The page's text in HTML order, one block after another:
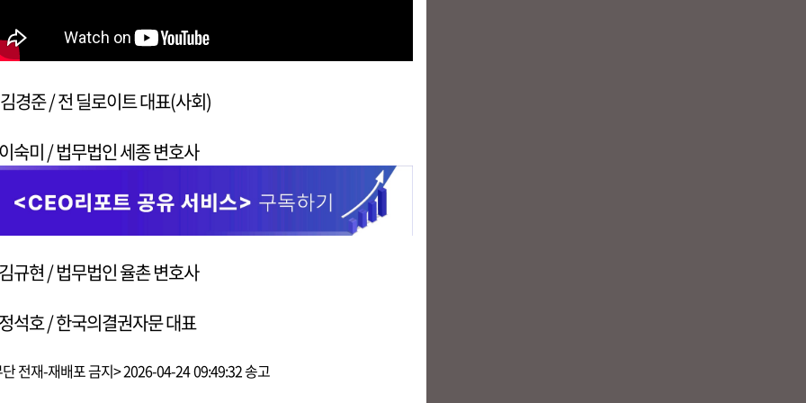
경준 / 전 딜로이트 대표(사회)
숙미 / 법무법인 세종 변호사
규현 / 법무법인 율촌 변호사
석호 / 한국의결권자문 대표
전재-재배포 금지> 2026-04-24 09:49:32 송고